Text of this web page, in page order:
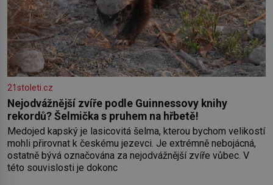
21stoleti.cz
Nejodvážnější zvíře podle Guinnessovy knihy
rekordů? Šelmička s pruhem na hřbetě!
Medojed kapský je lasicovitá šelma, kterou bychom velikostí
mohli přirovnat k českému jezevci. Je extrémně nebojácná,
ostatně bývá označována za nejodvážnější zvíře vůbec. V
této souvislosti je dokonc